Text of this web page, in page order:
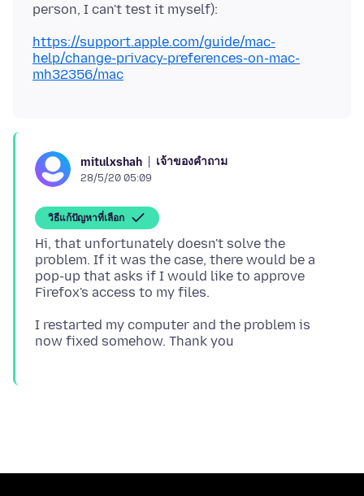
https://support.apple.com/guide/mac-
help/change-privacy-preferences-on-mac-
mh32356/mac
mitulxshah เจ้าของคำถาม
28/5/20 05:09
วิธีแก้ปัญหาที่เลือก
Hi, that unfortunately doesn't solve the
problem. If it was the case, there would be a
pop-up that asks if I would like to approve
I restarted my computer and the problem is